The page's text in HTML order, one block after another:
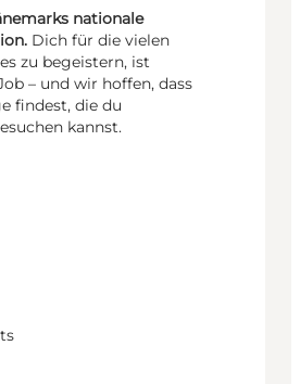
nationale
Dich für die vielen
zu begeistern, ist
– und wir hoffen, dass
findest, die du
kannst.